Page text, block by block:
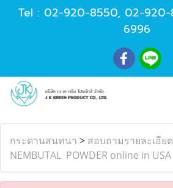
Tel : 02-920-8550, 02-920-
6996
กระดานสนทนา > สอบถามรายละเอีย
NEMBUTAL POWDER online in USA